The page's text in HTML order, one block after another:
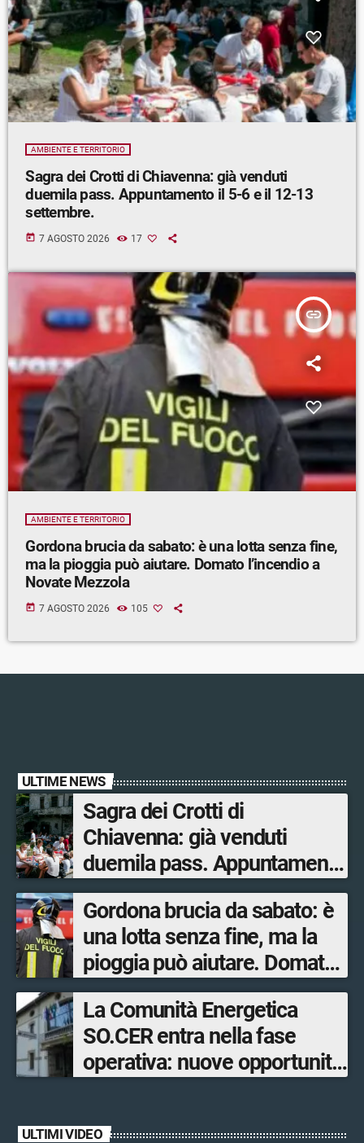
AMBIENTE E TERRITORIO
Sagra dei Crotti di Chiavenna: già venduti
duemila pass. Appuntamento il 5-6 e il 12-13
settembre.
today 7 AGOSTO 2026 17
insert_link
AMBIENTE E TERRITORIO
Gordona brucia da sabato: è una lotta senza fine,
ma la pioggia può aiutare. Domato l’incendio a
Novate Mezzola
today 7 AGOSTO 2026 105
ULTIME NEWS
Sagra dei Crotti di
Chiavenna: già venduti
duemila pass. Appuntamento
il 5-6 e il 12-13 settembre.
Gordona brucia da sabato: è
una lotta senza fine, ma la
pioggia può aiutare. Domato
l’incendio a Novate Mezzola
La Comunità Energetica
SO.CER entra nella fase
operativa: nuove opportunità
ULTIMI VIDEO